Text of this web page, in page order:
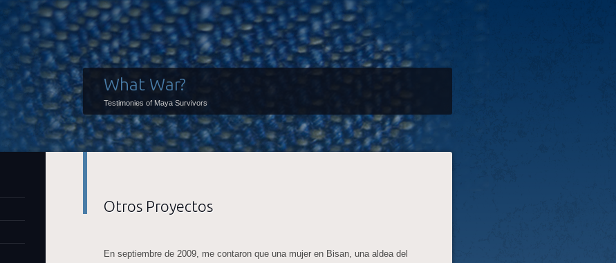
What War?
Testimonies of Maya Survivors
Otros Proyectos
En septiembre de 2009, me contaron que una mujer en Bisan, una aldea del